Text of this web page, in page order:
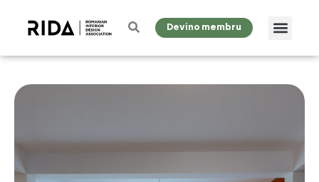
Devino membru